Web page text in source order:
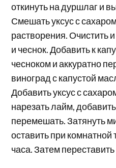
откинуть на дуршлаг и
Смешать уксус с
растворения. Очистить
и чеснок. Добавить к
чесноком и аккуратно
виноград с капустой
Добавить уксус с
нарезать лайм, добавить
перемешать. Затянуть
оставить при
часа. Затем